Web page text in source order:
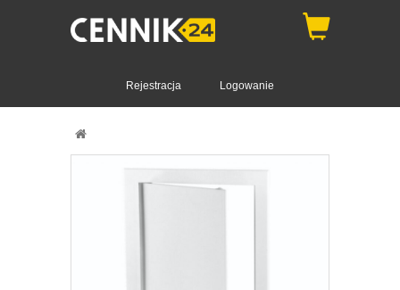
Rejestracja Logowanie